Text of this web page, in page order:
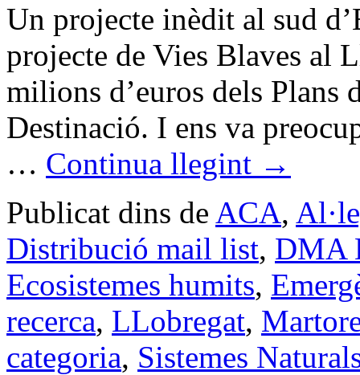
Un projecte inèdit al sud
projecte de Vies Blaves al
milions d’euros dels Plans
Destinació. I ens va
… Continua llegint →
Publicat dins de ACA,
Distribució mail list, DMA
Ecosistemes humits,
recerca, LLobregat,
categoria, Sistemes